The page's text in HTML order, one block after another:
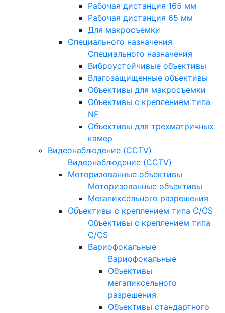
Рабочая дистанция 165 мм
Рабочая дистанция 65 мм
Для макросъемки
Специального назначения
Специального назначения
Виброустойчивые объективы
Влагозащищенные объективы
Объективы для макросъемки
Объективы с креплением типа
NF
Объективы для трехматричных
камер
Видеонаблюдение (CCTV)
Видеонаблюдение (CCTV)
Моторизованные объективы
Моторизованные объективы
Мегапиксельного разрешения
Объективы с креплением типа C/CS
Объективы с креплением типа
C/CS
Вариофокальные
Вариофокальные
Объективы
мегапиксельного
разрешения
Объективы стандартного